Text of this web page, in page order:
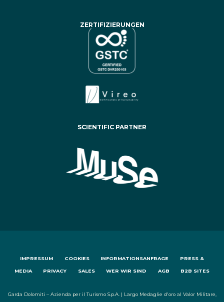
ZERTIFIZIERUNGEN
SCIENTIFIC PARTNER
IMPRESSUM COOKIES INFORMATIONSANFRAGE PRESS &
MEDIA PRIVACY SALES WER WIR SIND AGB B2B SITES
Garda Dolomiti – Azienda per il Turismo S.p.A. | Largo Medaglie d'oro al Valor Militare,